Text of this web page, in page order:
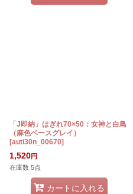
「J即納」はぎれ70×50：女神と白鳥
（麻色ベースグレイ）
[auti30n_00670]
1,520円
在庫数 5点
カートに入れる